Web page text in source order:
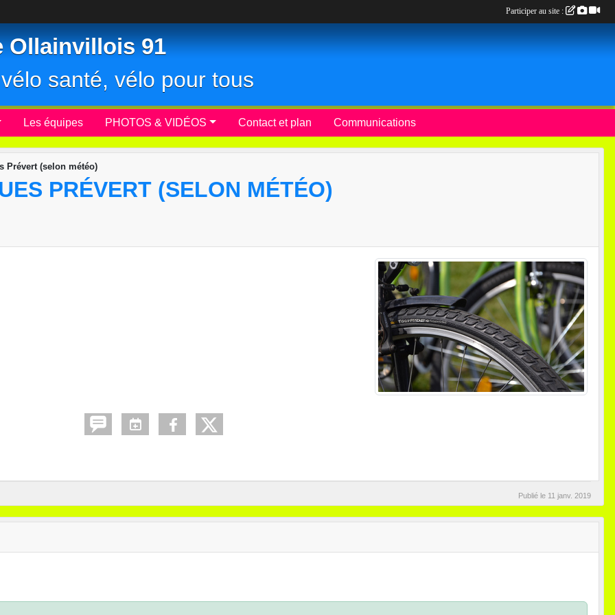
Ollainvillois 91
santé, vélo pour tous
Les équipes PHOTOS & VIDÉOS Contact et plan Communications
Prévert (selon météo)
PRÉVERT (SELON MÉTÉO)
Publié le 11 janv. 2019
Participer au site :